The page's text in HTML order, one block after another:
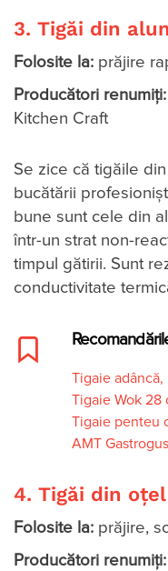
3. Tigăi din
Folosite la: prăjire
Producători renumiți:
Kitchen Craft
Se zice că tigăile
bucătării
bune sunt cele din
într-un strat non-
timpul gătirii. Sunt
conductivitate
Tigaie
Tigaie Wok 28
Tigaie penteu
AMT
4. Tigăi din
Folosite la: prăjire,
Producători renumiți: